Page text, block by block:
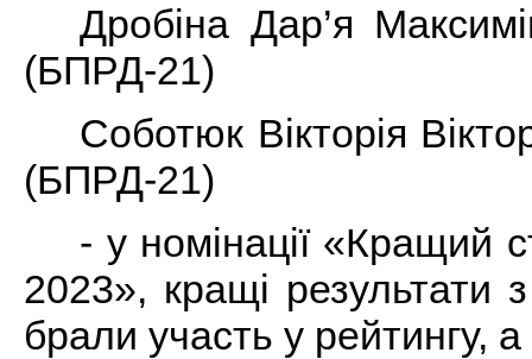
Дробіна Дар’я
(БПРД-21)
Соботюк Вікторія
(БПРД-21)
- у номінації «Кращий
2023», кращі результати
брали участь у рейтингу,